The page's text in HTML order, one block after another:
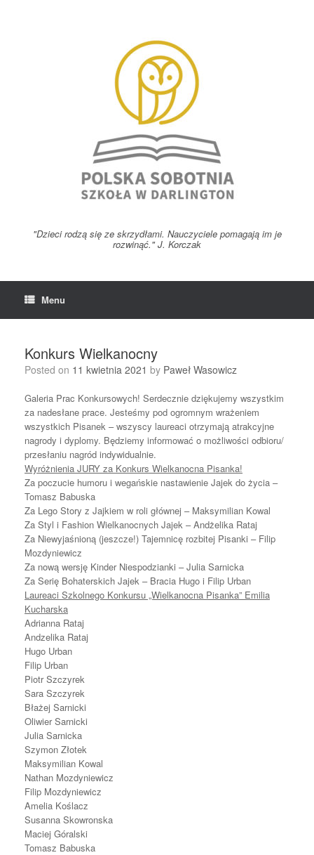
"Dzieci rodzą się ze skrzydłami. Nauczyciele pomagają im je
rozwinąć." J. Korczak
Menu
Konkurs Wielkanocny
Posted on 11 kwietnia 2021 by Paweł Wasowicz
Galeria Prac Konkursowych! Serdecznie dziękujemy wszystkim
za nadesłane prace. Jesteśmy pod ogromnym wrażeniem
wszystkich Pisanek – wszyscy laureaci otrzymają atrakcyjne
nagrody i dyplomy. Będziemy informować o możliwości odbioru/
przesłaniu nagród indywidualnie.
Wyróżnienia JURY za Konkurs Wielkanocna Pisanka!
Za poczucie humoru i wegańskie nastawienie Jajek do życia –
Tomasz Babuska
Za Lego Story z Jajkiem w roli głównej – Maksymilian Kowal
Za Styl i Fashion Wielkanocnych Jajek – Andżelika Rataj
Za Niewyjaśnioną (jeszcze!) Tajemnicę rozbitej Pisanki – Filip
Mozdyniewicz
Za nową wersję Kinder Niespodzianki – Julia Sarnicka
Za Serię Bohaterskich Jajek – Bracia Hugo i Filip Urban
Laureaci Szkolnego Konkursu „Wielkanocna Pisanka” Emilia
Kucharska
Adrianna Rataj
Andzelika Rataj
Hugo Urban
Filip Urban
Piotr Szczyrek
Sara Szczyrek
Błażej Sarnicki
Oliwier Sarnicki
Julia Sarnicka
Szymon Złotek
Maksymilian Kowal
Nathan Mozdyniewicz
Filip Mozdyniewicz
Amelia Koślacz
Susanna Skowronska
Maciej Góralski
Tomasz Babuska